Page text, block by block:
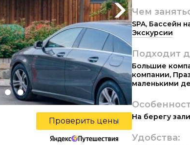
Next
Проверить цены
Чем
SPA, Бассейн
Экскурсии
Подходит
Большие
компании,
маленькими
На берегу
Удобства: